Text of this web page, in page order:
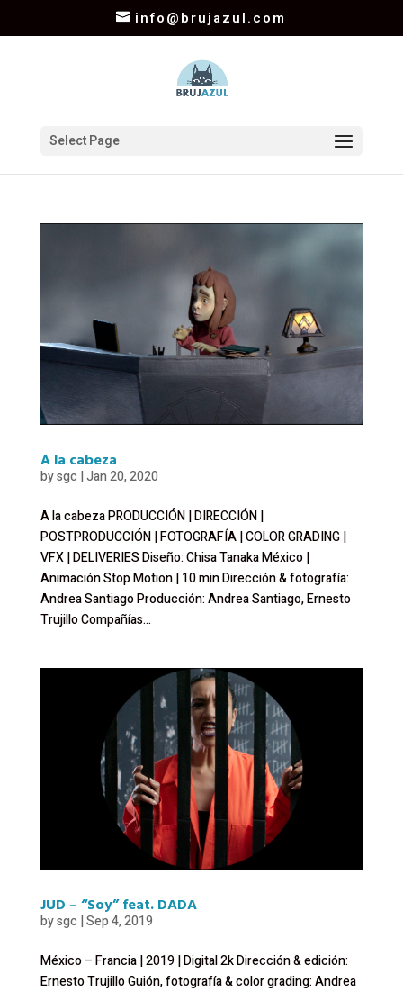
info@brujazul.com
Select Page
A la cabeza
bysgc |Jan 20, 2020
A la cabeza PRODUCCIÓN | DIRECCIÓN |
POSTPRODUCCIÓN | FOTOGRAFÍA | COLOR GRADING |
VFX | DELIVERIES Diseño: Chisa Tanaka México |
Animación Stop Motion | 10 min Dirección & fotografía:
Andrea Santiago Producción: Andrea Santiago, Ernesto
Trujillo Compañías...
JUD – “Soy” feat. DADA
bysgc |Sep 4, 2019
México – Francia | 2019 | Digital 2k Dirección & edición:
Ernesto Trujillo Guión, fotografía & color grading: Andrea